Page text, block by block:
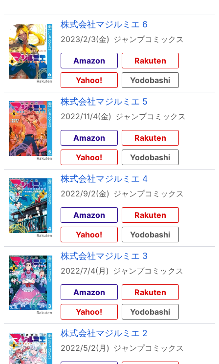
株式会社マジルミエ 6
2023/2/3(金) ジャンプコミックス
Amazon
Rakuten
Yahoo!
Yodobashi
株式会社マジルミエ 5
2022/11/4(金) ジャンプコミックス
Amazon
Rakuten
Yahoo!
Yodobashi
株式会社マジルミエ 4
2022/9/2(金) ジャンプコミックス
Amazon
Rakuten
Yahoo!
Yodobashi
株式会社マジルミエ 3
2022/7/4(月) ジャンプコミックス
Amazon
Rakuten
Yahoo!
Yodobashi
株式会社マジルミエ 2
2022/5/2(月) ジャンプコミックス